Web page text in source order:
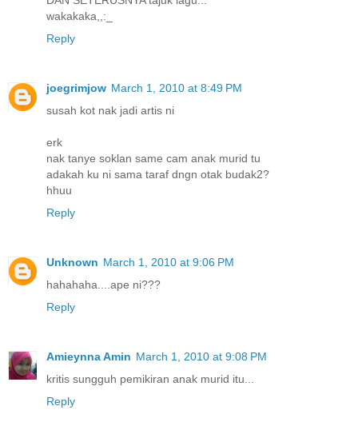
wakakaka,,:_
Reply
joegrimjow March 1, 2010 at 8:49 PM
susah kot nak jadi artis ni
erk
nak tanye soklan same cam anak murid tu
adakah ku ni sama taraf dngn otak budak2?
hhuu
Reply
Unknown March 1, 2010 at 9:06 PM
hahahaha....ape ni???
Reply
Amieynna Amin March 1, 2010 at 9:08 PM
kritis sungguh pemikiran anak murid itu...
Reply